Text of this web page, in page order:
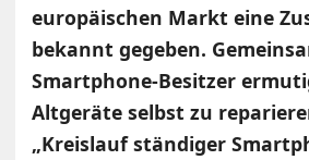
europäischen Markt eine
bekannt gegeben.
Smartphone-Besitzer
Altgeräte selbst zu
„Kreislauf ständiger